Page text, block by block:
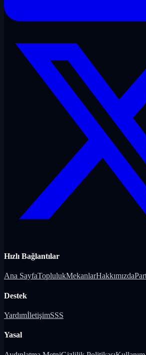
Hızlı Bağlantılar
Ana SayfaToplulukMekanlarHakkımızda
Destek
YardımİletişimSSS
Yasal